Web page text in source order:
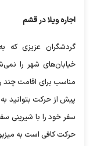
اجاره ویلا در قشم
گردشگران عزیزی که
خیابان‌های شهر را
مناسب برای اقامت چند
پیش از حرکت بتوانید
سفر خود را با شیرینی
حرکت کافی است به